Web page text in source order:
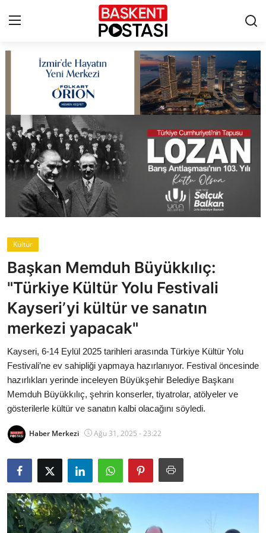
Çerez Politikası
Künye
Ankara
TBMM
Cumhurbaşkanlığı
Bakanlıklar
Siyasi Partiler
Toplum ve Yaşam
Sivil Toplum Kuruluşları
Kamu Kurumları ve Üst Kurullar
Resmi Reklamlar
Kültür
Başkan Memduh Büyükkılıç:
"Türkiye Kültür Yolu Festivali
Kayseri’yi kültür ve sanatın
merkezi yapacak"
Kayseri, 6-14 Eylül 2025 tarihleri arasında Türkiye Kültür Yolu
Festivali’ne ev sahipliği yapmaya hazırlanıyor. Festival öncesinde
hazırlıkları yerinde inceleyen Büyükşehir Belediye Başkanı
Memduh Büyükkılıç, şehrin konserler, tiyatrolar, atölyeler ve
gösterilerle kültür ve sanatın kalbi olacağını söyledi.
Haber Merkezi Ağu 31, 2025 - 23:22